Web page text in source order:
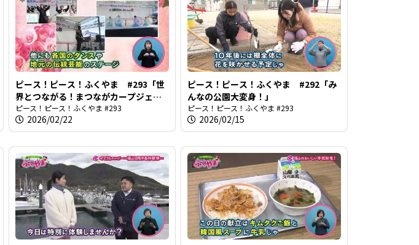
ピース！ピース！ふくやま #293「世
界とつながる！まつながカープジェ
ー」
ピース！ピース！ふくやま #293
2026/02/22
ピース！ピース！ふくやま #292「み
んなの公園大変身！」
ピース！ピース！ふくやま #293
2026/02/15